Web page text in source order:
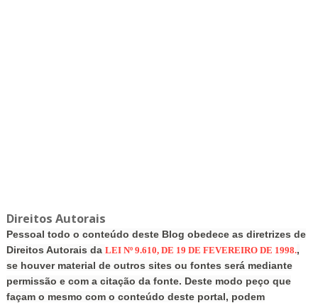
Direitos Autorais
Pessoal todo o conteúdo deste Blog obedece as diretrizes de
Direitos Autorais da LEI Nº 9.610, DE 19 DE FEVEREIRO DE 1998.,
se houver material de outros sites ou fontes será mediante
permissão e com a citação da fonte. Deste modo peço que
façam o mesmo com o conteúdo deste portal, podem